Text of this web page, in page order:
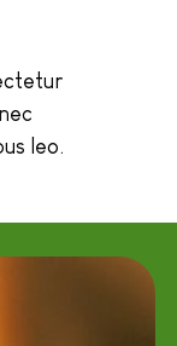
leo.